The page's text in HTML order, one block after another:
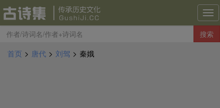
古
诗
集
搜索
首页 > 唐代 > 刘驾 > 秦娥